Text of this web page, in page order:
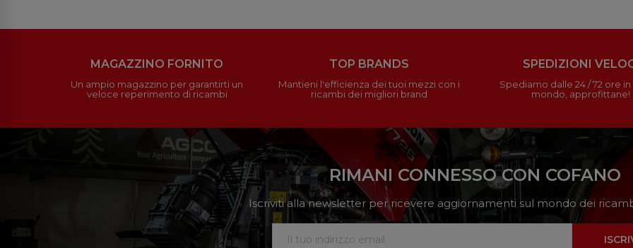
MAGAZZINO FORNITO
Un ampio magazzino per garantirti un
veloce reperimento di ricambi
TOP BRANDS
Mantieni l'efficienza dei tuoi mezzi con i
ricambi dei migliori brand
SPEDIZIONI
Spediamo dalle 24 / 72 ore
mondo, approfittane!
RIMANI CONNESSO CON COFANO
Iscriviti alla newsletter per ricevere aggiornamenti sul mondo dei